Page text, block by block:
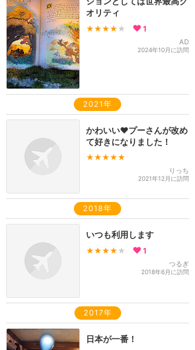
オリティ
★★★★ ★ 1
AD
2024年10月に訪問
2021年
かわいい❤️プーさんが改め
て好きになりました！
★★★★★
りっち
2021年12月に訪問
2018年
いつも利用します
★★★★ ★ 1
つるぎ
2018年6月に訪問
2017年
日本が一番！